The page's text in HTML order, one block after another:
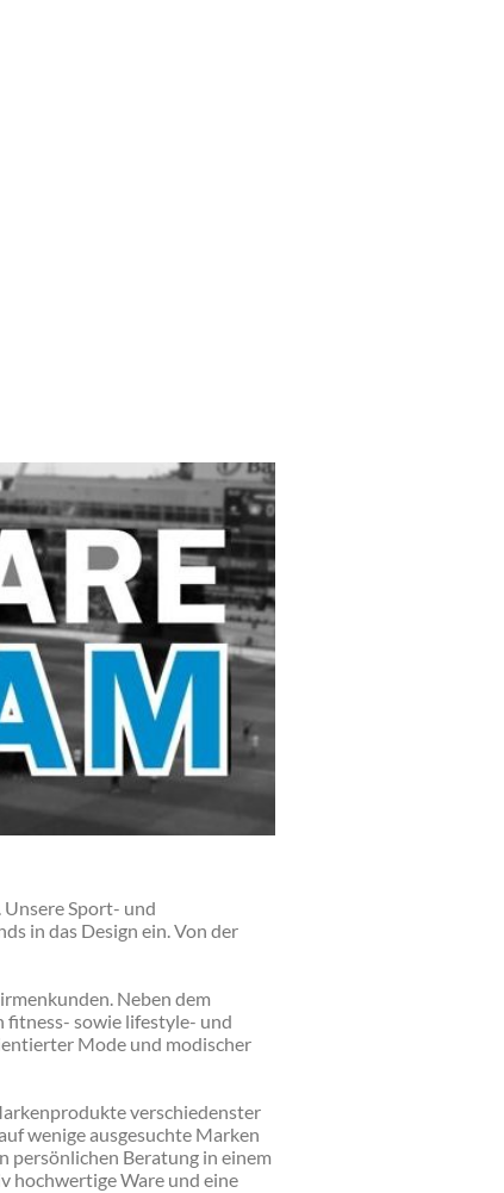
Sport- und
in das Design ein. Von der
Neben dem
fitness- sowie lifestyle- und
Mode und modischer
verschiedenster
wenige ausgesuchte Marken
persönlichen Beratung in einem
hochwertige Ware und eine